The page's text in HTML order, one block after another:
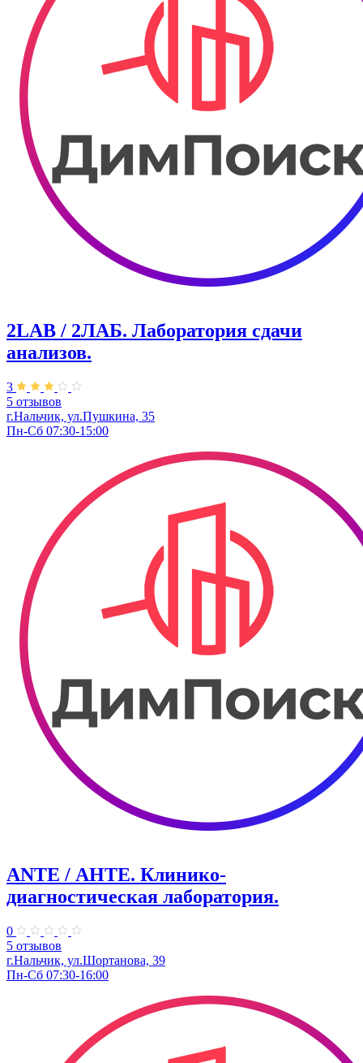
2LAB / 2ЛАБ. Лаборатория сдачи
анализов.
3
5 отзывов
г.Нальчик, ул.Пушкина, 35
Пн-Сб 07:30-15:00
ANTE / АНТЕ. Клинико-
диагностическая лаборатория.
0
5 отзывов
г.Нальчик, ул.Шортанова, 39
Пн-Сб 07:30-16:00